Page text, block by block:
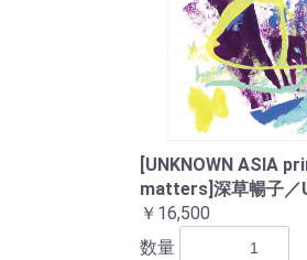
[UNKNOWN ASIA
matters]深草暢子／
￥16,500
数量